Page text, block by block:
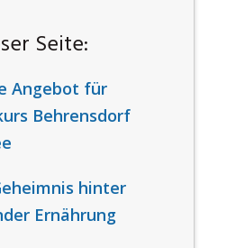
Seite:
Angebot für
Behrensdorf
hinter
Ernährung